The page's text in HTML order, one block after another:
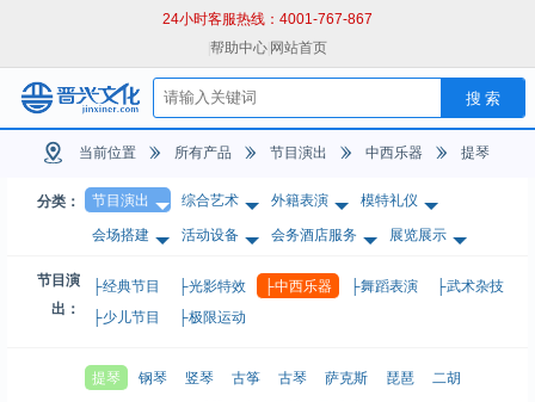
24小时客服热线：4001-767-867
帮助中心 网站首页
当前位置 所有产品 节目演出 中西乐器 提琴
分类： 节目演出 综合艺术 外籍表演 模特礼仪
会场搭建 活动设备 会务酒店服务 展览展示
节目演
出：
├经典节目 ├光影特效 ├中西乐器 ├舞蹈表演
├武术杂技
├少儿节目
├极限运动
提琴 钢琴 竖琴 古筝 古琴 萨克斯 琵琶
二胡